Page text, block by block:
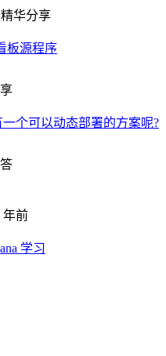
精华分享
板源程序
个可以动态部署的方案呢?
年前
学习